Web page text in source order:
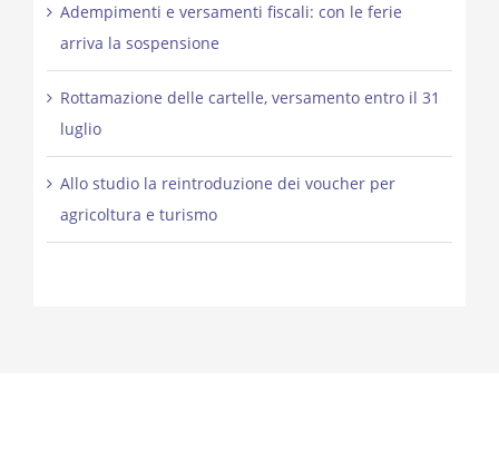
Adempimenti e versamenti fiscali: con le ferie
arriva la sospensione
Rottamazione delle cartelle, versamento entro il 31
luglio
Allo studio la reintroduzione dei voucher per
agricoltura e turismo